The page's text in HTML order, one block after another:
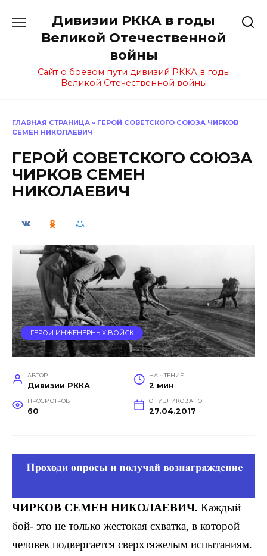
содержанию
Дивизии РККА в годы
Великой Отечественной
войны
Сайт о боевом пути дивизий РККА в годы
Великой Отечественной войны
ГЛАВНАЯ СТРАНИЦА » ГЕРОЙ СОВЕТСКОГО СОЮЗА ЧИРКОВ
СЕМЕН НИКОЛАЕВИЧ
ГЕРОЙ СОВЕТСКОГО СОЮЗА
ЧИРКОВ СЕМЕН
НИКОЛАЕВИЧ
ГЕРОИ ИНЖЕНЕРНЫХ ВОЙСК
АВТОР
Дивизии РККА
НА ЧТЕНИЕ
2 мин
ПРОСМОТРОВ
60
ОПУБЛИКОВАНО
27.04.2017
ЧИРКОВ СЕМЕН НИКОЛАЕВИЧ. Каждый
бой- это не только жесто­кая схватка, в которой
человек под­вергается сверхтяжелым испытани­ям.